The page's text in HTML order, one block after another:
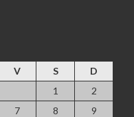
V S
D
1
2
7 8
9